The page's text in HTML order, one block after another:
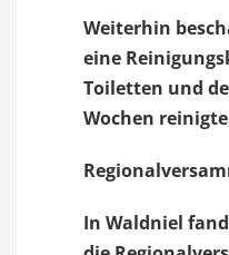
Weiterhin
eine
Toiletten und
Wochen
In Waldniel